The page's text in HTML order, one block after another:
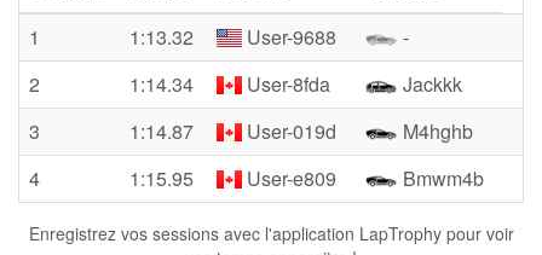
1
1:13.32 User-9688
-
2
1:14.34 User-8fda
Jackkk
3
1:14.87 User-019d
M4hghb
4
1:15.95 User-e809 Bmwm4b
Enregistrez vos sessions avec l'application LapTrophy pour voir